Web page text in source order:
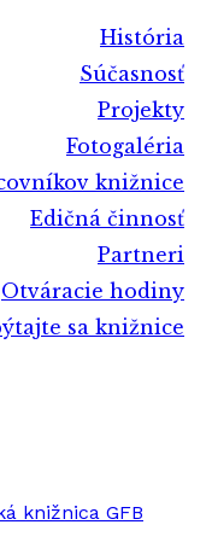
História
Súčasnosť
Projekty
Fotogaléria
knižnice
Edičná činnosť
Partneri
Otváracie hodiny
sa knižnice
knižnica GFB